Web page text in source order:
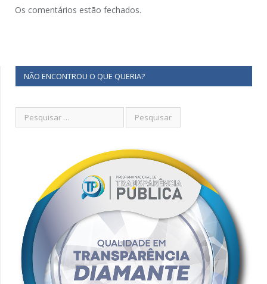
Os comentários estão fechados.
NÃO ENCONTROU O QUE QUERIA?